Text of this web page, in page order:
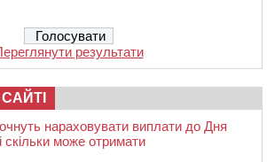
результати
нараховувати виплати до Дня
скільки може отримати